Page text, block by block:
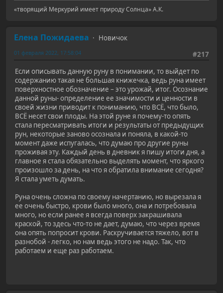
«творящий Меркурий имеет природу Солнца» А.К.
Елена Пожидаева
Новичок
#217
01 февраля 2022, 17:58:04
Если описывать данную руну в понимании, то выйдет по
содержанию такая не большая книжечка, ведь руна имеет
поверхностное обозначение – это урожай, итог. Осознание
данной руны- определение ее значимости и ценности в
своей жизни приводит к пониманию, что ВСЁ, что было,
ВСЁ несет свои плоды. На этой руне я почему-то опять
стала пересматривать итоги и результаты от предыдущих
рун, некоторые заново осознала и поняла, в какой-то
момент даже испугалась, что думаю про другие руны
проживая эту. Каждый день в дневник я пишу итоги дня, а
главное я стала обязательно выделять момент, что яркого
произошло за день, на что я обратила внимание сегодня?
Я стала уметь думать.
Руна очень сложна по своему начертанию, но вырезала я
ее очень быстро, крови было много, она и потребовала
много, но если ранее я всегда поверх закрашивала
краской, то здесь что-то не дает, думаю, что через время
она опять попросит крови. Раскручивается тяжело, вот в
разнобой - легко, но нам ведь этого не надо. Так, что
работаем и еще раз работаем.